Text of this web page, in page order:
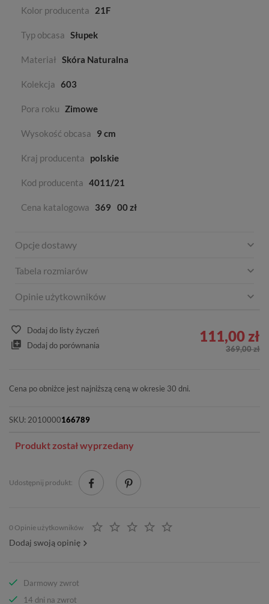
Kolor producenta 21F
Typ obcasa Słupek
Materiał Skóra Naturalna
Kolekcja 603
Pora roku Zimowe
Wysokość obcasa 9 cm
Kraj producenta polskie
Kod producenta 4011/21
Cena katalogowa 369 00 zł
Opcje dostawy
Tabela rozmiarów
Opinie użytkowników
Dodaj do listy życzeń
Dodaj do porównania
111,00 zł
369,00 zł
Cena po obniżce jest najniższą ceną w okresie 30 dni.
SKU: 2010000166789
Produkt został wyprzedany
Udostępnij produkt:
0 Opinie użytkowników
Dodaj swoją opinię
Darmowy zwrot
14 dni na zwrot